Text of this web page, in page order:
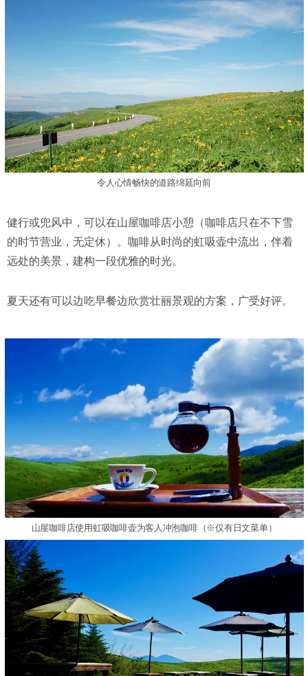
令人心情畅快的道路绵延向前
健行或兜风中，可以在山屋咖啡店小憩（咖啡店只在不下雪
的时节营业，无定休）。咖啡从时尚的虹吸壶中流出，伴着
远处的美景，建构一段优雅的时光。
夏天还有可以边吃早餐边欣赏壮丽景观的方案，广受好评。
山屋咖啡店使用虹吸咖啡壶为客人冲泡咖啡（※仅有日文菜单）